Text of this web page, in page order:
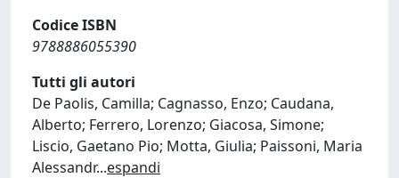
Codice ISBN
9788886055390
Tutti gli autori
De Paolis, Camilla; Cagnasso, Enzo; Caudana,
Alberto; Ferrero, Lorenzo; Giacosa, Simone;
Liscio, Gaetano Pio; Motta, Giulia; Paissoni, Maria
Alessandr...espandi